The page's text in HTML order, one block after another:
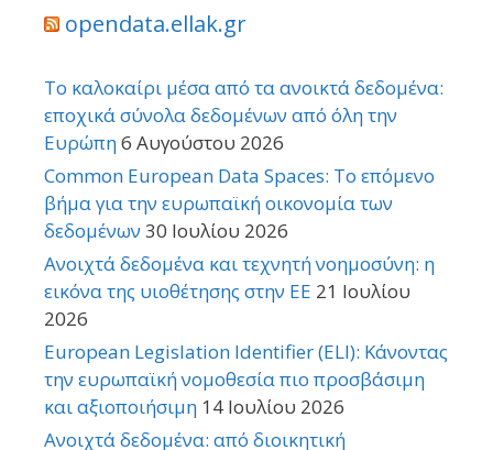
opendata.ellak.gr
Το καλοκαίρι μέσα από τα ανοικτά δεδομένα:
εποχικά σύνολα δεδομένων από όλη την
Ευρώπη6 Αυγούστου 2026
Common European Data Spaces: Το επόμενο
βήμα για την ευρωπαϊκή οικονομία των
δεδομένων 30 Ιουλίου 2026
Ανοιχτά δεδομένα και τεχνητή νοημοσύνη: η
εικόνα της υιοθέτησης στην ΕΕ 21 Ιουλίου
2026
European Legislation Identifier (ELI): Κάνοντας
την ευρωπαϊκή νομοθεσία πιο προσβάσιμη
και αξιοποιήσιμη 14 Ιουλίου 2026
Ανοιχτά δεδομένα: από διοικητική